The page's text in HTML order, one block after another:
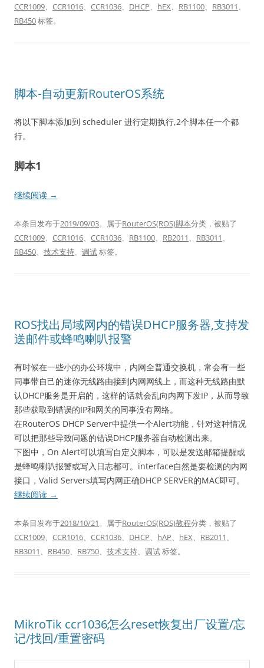
CCR1009
CCR1016 CCR1036 DHCP hEX RB1100 RB3011
RB450标签。
脚本-自动更新RouterOS系统
将以下脚本添加到 scheduler 进行定期执行,2个脚本任一个都
行。
脚本1
继续阅读 →
本条目发布于2019/09/03。属于RouterOS(ROS)脚本分类，被贴了
CCR1009
CCR1016 CCR1036 RB1100 RB2011 RB3011
RB450
技术支持 调试 标签。
ROS找出局域网内的错误DHCP服务器,支持发
送邮件或蜂鸣喇叭报警
有时候在一些小的办公环境中，内网全普通交换机，常会有一些
同事带自己的迷你无线路由接到内网网线上，而这种无线路由默
认DHCP服务是开启的，这样的话就会乱向内网下发IP，从而导致
那些获取到错误的IP和网关的同事没有网络。
在RouterOS DHCP Server中提供一个Alert功能，针对这种情况
可以把那些导致问题的错误DHCP服务器自动检测出来。
下图中，On Alert可以填写自定义脚本，可以是发送邮箱提醒或
是蜂鸣喇叭报警或写入日志都可。interface自然是要检测的内网
接口，Valid Servers填写内网正确DHCP SERVER的MAC即可。
继续阅读 →
本条目发布于2018/10/21 。属于RouterOS(ROS)教程分类，被贴了
CCR1009
CCR1016 CCR1036 DHCP hAP hEX RB2011
RB3011
RB450 RB750 技术支持 调试 标签。
MikroTik ccr1036怎么reset恢复出厂设置/忘
记/找回/重置密码